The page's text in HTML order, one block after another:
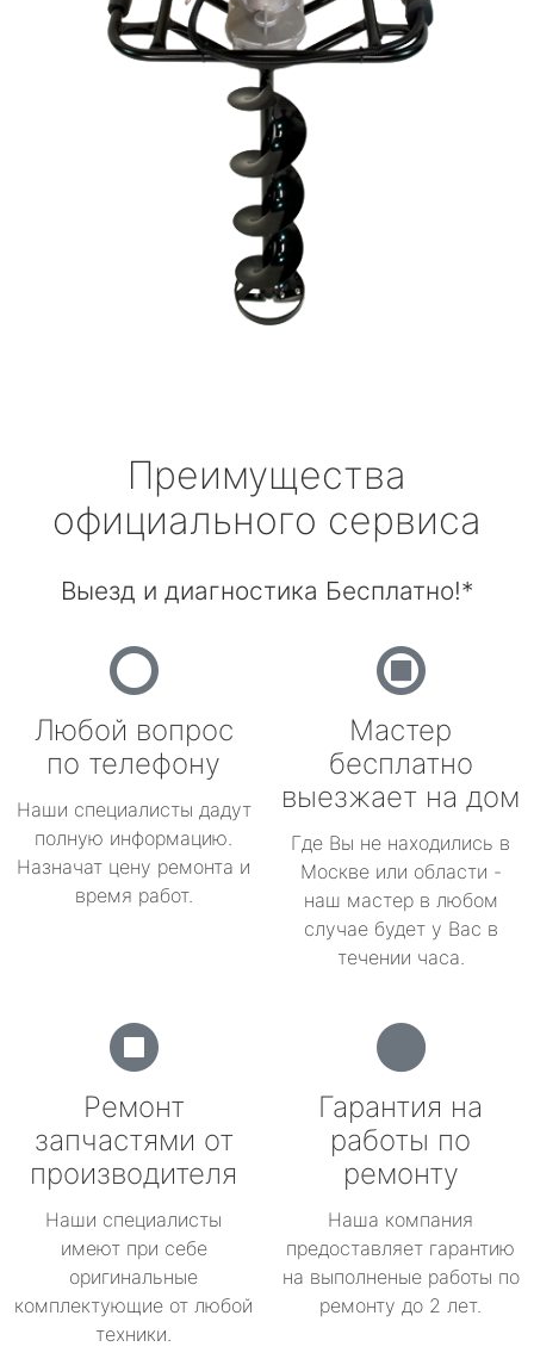
Преимущества
официального сервиса
Выезд и диагностика Бесплатно!*
Любой вопрос
по телефону
Наши специалисты дадут
полную информацию.
Назначат цену ремонта и
время работ.
Мастер
бесплатно
выезжает на дом
Где Вы не находились в
Москве или области -
наш мастер в любом
случае будет у Вас в
течении часа.
Ремонт
запчастями от
производителя
Наши специалисты
имеют при себе
оригинальные
комплектующие от любой
техники.
Гарантия на
работы по
ремонту
Наша компания
предоставляет гарантию
на выполненые работы по
ремонту до 2 лет.